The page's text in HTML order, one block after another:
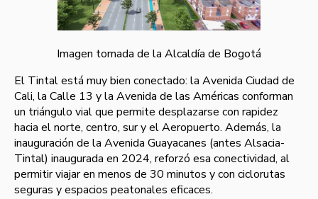
Imagen tomada de la Alcaldía de Bogotá
El Tintal está muy bien conectado: la Avenida Ciudad de
Cali, la Calle 13 y la Avenida de las Américas conforman
un triángulo vial que permite desplazarse con rapidez
hacia el norte, centro, sur y el Aeropuerto. Además, la
inauguración de la Avenida Guayacanes (antes Alsacia-
Tintal) inaugurada en 2024, reforzó esa conectividad, al
permitir viajar en menos de 30 minutos y con ciclorutas
seguras y espacios peatonales eficaces.